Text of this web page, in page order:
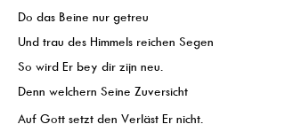
Do das Beine nur getreu
Und trau des Himmels reichen Segen
So wird Er bey dir zijn neu.
Denn welchern Seine Zuversicht
Auf Gott setzt den Verläst Er nicht.